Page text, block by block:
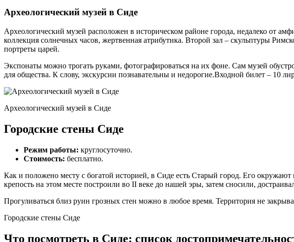
Археологический музей в Сиде
Археологический музей расположен в историческом районе города, недалеко от
коллекция солнечных часов, жертвенная атрибутика. Второй зал – скульптуры
портреты царей.
Экспонаты можно трогать руками, фотографироваться на их фоне. Сам музей
для общества. К слову, экскурсии познавательны и недорогие.Входной билет – 10
Археологический музей в Сиде
Городские стены Сиде
Режим работы: круглосуточно.
Стоимость: бесплатно.
Как и положено месту с богатой историей, в Сиде есть Старый город. Его
крепость на этом месте построили во II веке до нашей эры, затем сносили,
Прогуливаться близ руин грозных стен можно в любое время. Территория не
Городские стены Сиде
Что посмотреть в Сиде: список